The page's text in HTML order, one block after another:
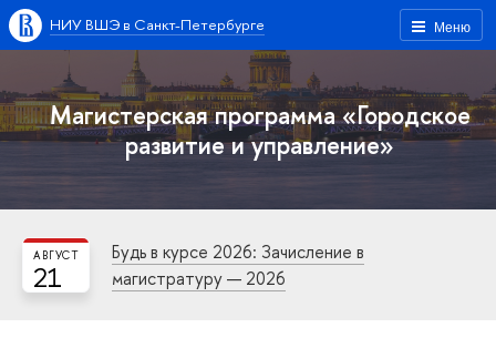
Меню
НИУ ВШЭ в Санкт-Петербурге
Магистерская программа «Городское
развитие и управление»
21
АВГУСТ
Будь в курсе 2026: Зачисление в
магистратуру — 2026